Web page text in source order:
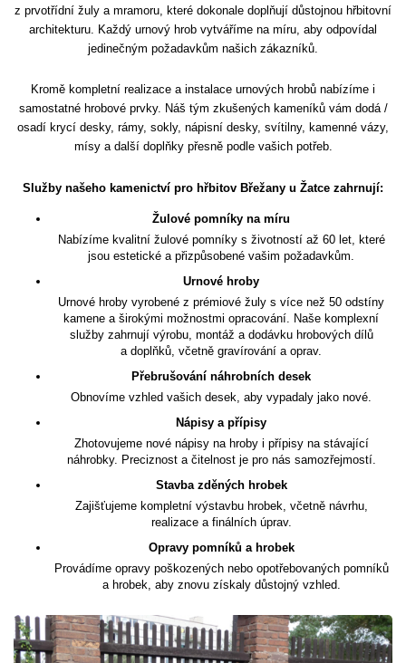
z prvotřídní žuly a mramoru, které dokonale doplňují důstojnou hřbitovní
architekturu. Každý urnový hrob vytváříme na míru, aby odpovídal
jedinečným požadavkům našich zákazníků.
Kromě kompletní realizace a instalace urnových hrobů nabízíme i
samostatné hrobové prvky. Náš tým zkušených kameníků vám dodá /
osadí krycí desky, rámy, sokly, nápisní desky, svítilny, kamenné vázy,
mísy a další doplňky přesně podle vašich potřeb.
Služby našeho kamenictví pro hřbitov Břežany u Žatce zahrnují:
Žulové pomníky na míru
Nabízíme kvalitní žulové pomníky s životností až 60 let, které
jsou estetické a přizpůsobené vašim požadavkům.
Urnové hroby
Urnové hroby vyrobené z prémiové žuly s více než 50 odstíny
kamene a širokými možnostmi opracování. Naše komplexní
služby zahrnují výrobu, montáž a dodávku hrobových dílů
a doplňků, včetně gravírování a oprav.
Přebrušování náhrobních desek
Obnovíme vzhled vašich desek, aby vypadaly jako nové.
Nápisy a přípisy
Zhotovujeme nové nápisy na hroby i přípisy na stávající
náhrobky. Preciznost a čitelnost je pro nás samozřejmostí.
Stavba zděných hrobek
Zajišťujeme kompletní výstavbu hrobek, včetně návrhu,
realizace a finálních úprav.
Opravy pomníků a hrobek
Provádíme opravy poškozených nebo opotřebovaných pomníků
a hrobek, aby znovu získaly důstojný vzhled.